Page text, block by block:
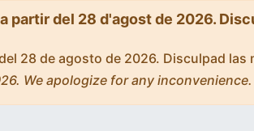
partir del 28 d'agost de 2026.
28 de agosto de 2026. Disculpad las
We apologize for any inconvenience.